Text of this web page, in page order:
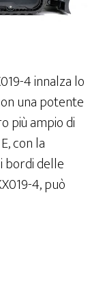
4 innalza lo
una potente
più ampio di
con la
bordi delle
4, può